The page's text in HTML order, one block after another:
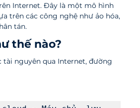
Internet. Đây là một mô hình
trên các công nghệ như ảo hóa,
tán.
thế nào?
nguyên qua Internet, đường